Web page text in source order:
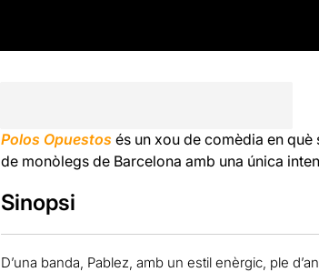
Polos Opuestos és un xou de comèdia en què
de monòlegs de Barcelona amb una única
Sinopsi
D’una banda, Pablez, amb un estil enèrgic, ple